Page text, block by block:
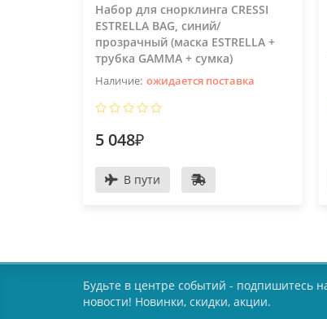
Набор для снорклинга CRESSI
ESTRELLA BAG, синий/
прозрачный (маска ESTRELLA +
трубка GAMMA + сумка)
ожидается поставка
5 048₽
В пути
Будьте в центре событий - подпишитесь
новости! Новинки, скидки, акции.